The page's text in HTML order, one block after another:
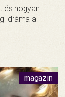
és hogyan
dráma a
magazin